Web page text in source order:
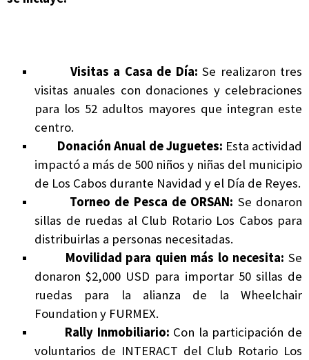
Visitas a Casa de Día: Se realizaron tres
visitas anuales con donaciones y celebraciones
para los 52 adultos mayores que integran este
centro.
Donación Anual de Juguetes: Esta actividad
impactó a más de 500 niños y niñas del municipio
de Los Cabos durante Navidad y el Día de Reyes.
Torneo de Pesca de ORSAN: Se donaron
sillas de ruedas al Club Rotario Los Cabos para
distribuirlas a personas necesitadas.
Movilidad para quien más lo necesita: Se
donaron $2,000 USD para importar 50 sillas de
ruedas para la alianza de la Wheelchair
Foundation y FURMEX.
Rally Inmobiliario: Con la participación de
voluntarios de INTERACT del Club Rotario Los